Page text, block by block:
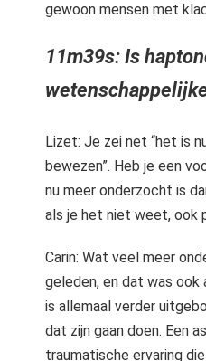
gewoon mensen met
11m39s: Is
Lizet: Je zei net “het is
bewezen”. Heb je een
nu meer onderzocht is
als je het niet weet, ook
Carin: Wat veel meer
geleden, en dat was ook
is allemaal verder
dat zijn gaan doen. Een
traumatische ervaring